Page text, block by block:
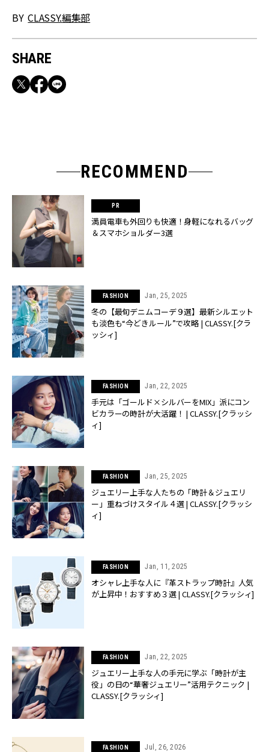
BY CLASSY.編集部
SHARE
RECOMMEND
満員電車も外回りも快適！身軽になれるバッグ
＆スマホショルダー3選
FASHION Jan, 25, 2025
冬の【最旬デニムコーデ９選】最新シルエット
も淡色も“今どきルール”で攻略 | CLASSY.[クラ
ッシィ]
FASHION Jan, 22, 2025
手元は「ゴールド×シルバーをMIX」派にコン
ビカラーの時計が大活躍！ | CLASSY.[クラッシ
ィ]
FASHION Jan, 25, 2025
ジュエリー上手な人たちの「時計＆ジュエリ
ー」重ねづけスタイル４選 | CLASSY.[クラッシ
ィ]
FASHION Jan, 11, 2025
オシャレ上手な人に『革ストラップ時計』人気
が上昇中！おすすめ３選 | CLASSY.[クラッシィ]
FASHION Jan, 22, 2025
ジュエリー上手な人の手元に学ぶ「時計が主
役」の日の“華奢ジュエリー”活用テクニック |
CLASSY.[クラッシィ]
FASHION Jul, 26, 2026